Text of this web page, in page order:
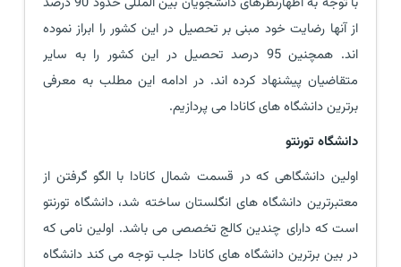
از آنها رضایت خود مبنی بر تحصیل در این کشور را ابراز نموده
اند. همچنین 95 درصد تحصیل در این کشور را به سایر
متقاضیان پیشنهاد کرده اند. در ادامه این مطلب به معرفی
برترین دانشگاه های کانادا می پردازیم.
دانشگاه تورنتو
اولین دانشگاهی که در قسمت شمال کانادا با الگو گرفتن از
معتبرترین دانشگاه های انگلستان ساخته شد، دانشگاه تورنتو
است که دارای چندین کالج تخصصی می باشد. اولین نامی که
در بین برترین دانشگاه های کانادا جلب توجه می کند دانشگاه